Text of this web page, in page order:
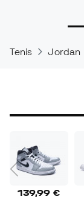
Tenis Jordan
139,99 €